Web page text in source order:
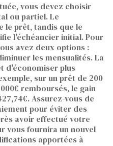
vous devez choisir
ou partiel. Le
prêt, tandis que le
l'échéancier initial. Pour
avez deux options :
les mensualités. La
d'économiser plus
sur un prêt de 200
remboursés, le gain
Assurez-vous de
pour éviter des
avoir effectué votre
vous fournira un nouvel
apportées à